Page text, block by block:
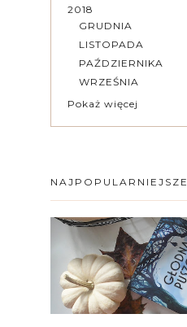
2018
GRUDNIA
LISTOPADA
PAŹDZIERNIKA
WRZEŚNIA
Pokaż więcej
NAJPOPULARNIEJSZE